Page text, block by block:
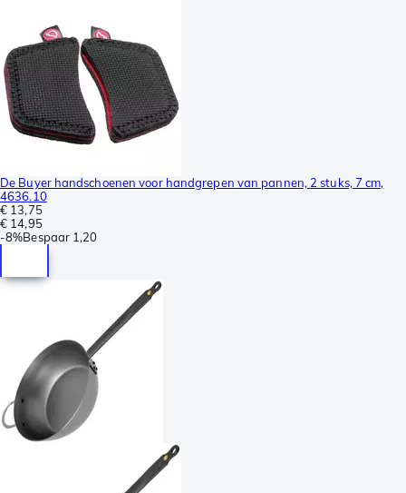
De Buyer handschoenen voor handgrepen van pannen, 2 stuks, 7 cm,
4636.10
€ 13,75
€ 14,95
-8%Bespaar 1,20